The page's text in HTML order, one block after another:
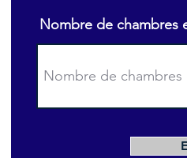
Nombre de chambres